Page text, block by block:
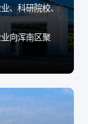
、科研院校、
向浑南区聚